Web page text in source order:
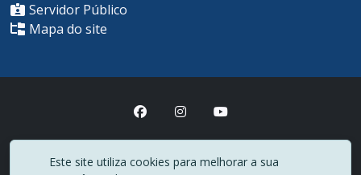
Servidor Público
Mapa do site
(19) 3403-1000
Este site utiliza cookies para melhorar a sua